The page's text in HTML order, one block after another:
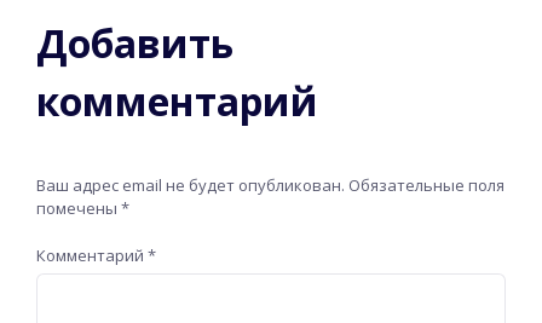
Добавить
комментарий
Ваш адрес email не будет опубликован. Обязательные поля
помечены *
Комментарий *